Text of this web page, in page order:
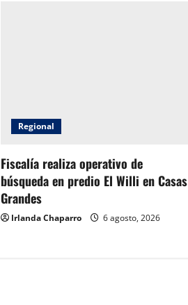
Regional
Fiscalía realiza operativo de
búsqueda en predio El Willi en Casas
Grandes
Irlanda Chaparro 6 agosto, 2026